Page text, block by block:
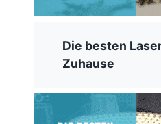
Die besten
Zuhause